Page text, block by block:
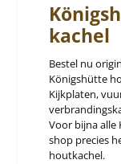
kachel
Bestel nu
Königshütte
Kijkplaten,
Voor bijna
shop precies
houtkachel.